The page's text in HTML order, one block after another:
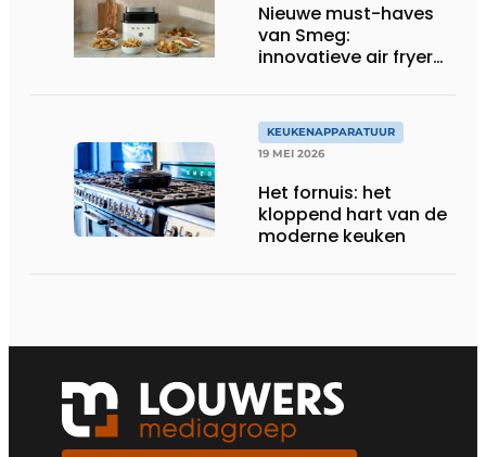
Nieuwe must-haves
van Smeg:
innovatieve air fryer
KEUKENAPPARATUUR
19 MEI 2026
Het fornuis: het
kloppend hart van de
moderne keuken